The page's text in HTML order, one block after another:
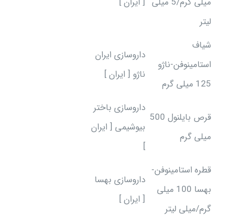
لیتر
شیاف
استامینوفن-ناژو
125 میلی گرم
داروسازی ایران
ناژو [ ایران ]
قرص بایلنول 500
میلی گرم
داروسازی باختر
بیوشیمی [ ایران
]
قطره استامینوفن-
بهسا 100 میلی
گرم/میلی لیتر
داروسازی بهسا
[ ایران ]